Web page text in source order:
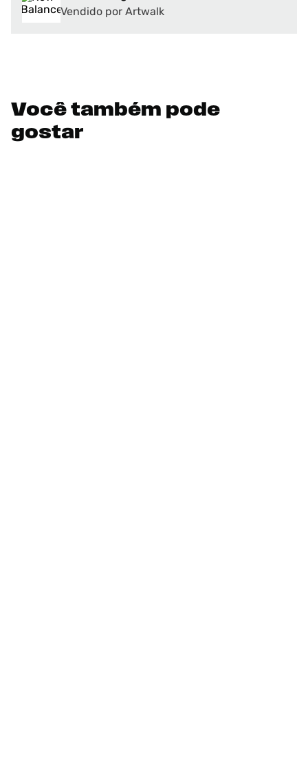
Vendido por Artwalk
Você também pode
gostar